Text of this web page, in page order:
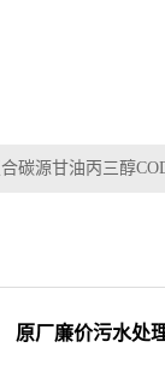
碳源甘油丙三醇
原厂廉价污水处